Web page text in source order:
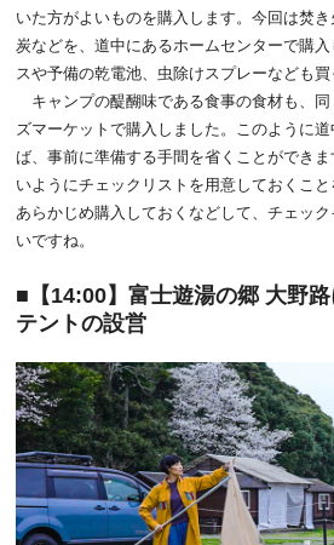
いた方がよいものを購入します。今回は焚
炭などを、道中にあるホームセンターで購
スや予備の乾電池、虫除けスプレーなども買
キャンプの醍醐味である食事の食材も、
ズマーケットで購入しました。このように
ば、事前に準備する手間を省くことができ
いようにチェックリストを用意しておくこ
あらかじめ購入しておくなどして、チェッ
いですね。
【14:00】富士遊湯の郷 大野
テントの設営